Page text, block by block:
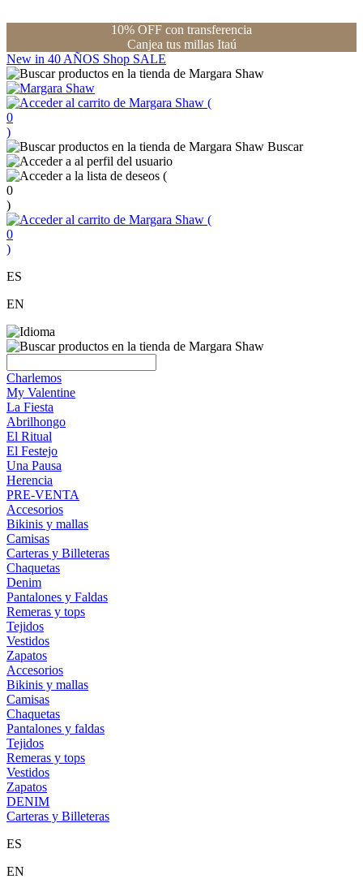
10% OFF con transferencia
Canjea tus millas Itaú
New in 40 AÑOS Shop SALE
(
0
)
Buscar
(
0
)
(
0
)
ES
EN
Charlemos
My Valentine
La Fiesta
Abrilhongo
El Ritual
El Festejo
Una Pausa
Herencia
PRE-VENTA
Accesorios
Bikinis y mallas
Camisas
Carteras y Billeteras
Chaquetas
Denim
Pantalones y Faldas
Remeras y tops
Tejidos
Vestidos
Zapatos
Accesorios
Bikinis y mallas
Camisas
Chaquetas
Pantalones y faldas
Tejidos
Remeras y tops
Vestidos
Zapatos
DENIM
Carteras y Billeteras
ES
EN